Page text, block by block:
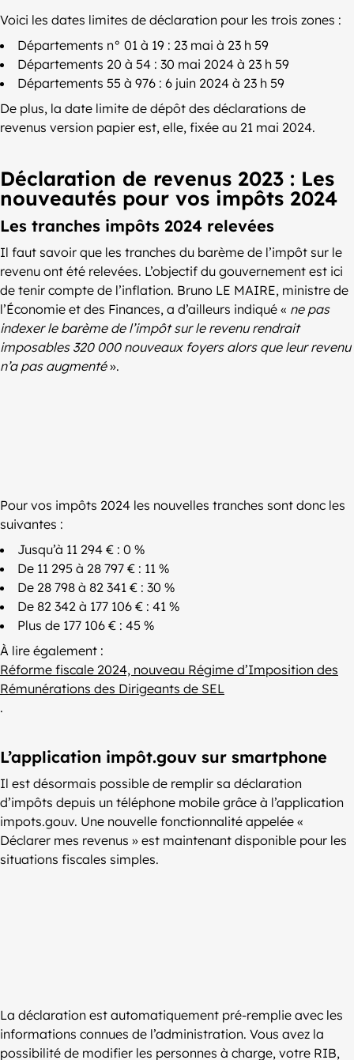
Voici les dates limites de déclaration pour les trois zones :
Départements n° 01 à 19 : 23 mai à 23 h 59
Départements 20 à 54 : 30 mai 2024 à 23 h 59
Départements 55 à 976 : 6 juin 2024 à 23 h 59
De plus, la date limite de dépôt des déclarations de
revenus version papier est, elle, fixée au 21 mai 2024.
Déclaration de revenus 2023 : Les
nouveautés pour vos impôts 2024
Les tranches impôts 2024 relevées
Il faut savoir que les tranches du barème de l’impôt sur le
revenu ont été relevées. L’objectif du gouvernement est ici
de tenir compte de l’inflation. Bruno LE MAIRE, ministre de
l’Économie et des Finances, a d’ailleurs indiqué « ne pas
indexer le barème de l’impôt sur le revenu rendrait
imposables 320 000 nouveaux foyers alors que leur revenu
n’a pas augmenté».
Pour vos impôts 2024 les nouvelles tranches sont donc les
suivantes :
Jusqu’à 11 294 € : 0 %
De 11 295 à 28 797 € : 11 %
De 28 798 à 82 341 € : 30 %
De 82 342 à 177 106 € : 41 %
Plus de 177 106 € : 45 %
À lire également :
Réforme fiscale 2024, nouveau Régime d’Imposition des
Rémunérations des Dirigeants de SEL
.
L’application impôt.gouv sur smartphone
Il est désormais possible de remplir sa déclaration
d’impôts depuis un téléphone mobile grâce à l’application
impots.gouv. Une nouvelle fonctionnalité appelée «
Déclarer mes revenus » est maintenant disponible pour les
situations fiscales simples.
La déclaration est automatiquement pré-remplie avec les
informations connues de l’administration. Vous avez la
possibilité de modifier les personnes à charge, votre RIB,